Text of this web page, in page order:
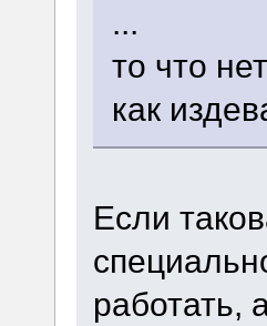
...
то что
как
Если
работать,